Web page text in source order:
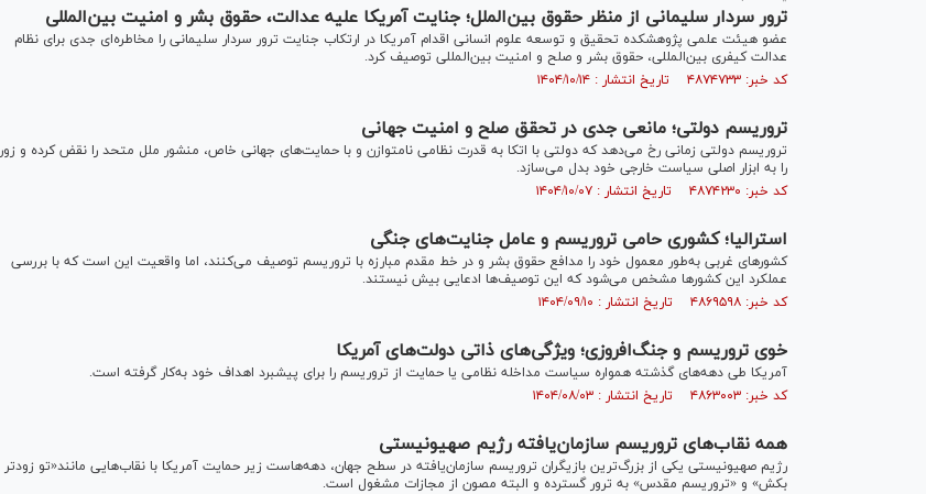
ترور سردار سلیمانی از منظر حقوق بین‌الملل؛ جنایت آمریکا ‌‌علیه عدالت، حقوق بشر و امنیت بین‌المللی
عضو هیئت علمی پژوهشکده تحقیق و توسعه علوم انسانی اقدام آمریکا در ارتکاب جنایت ترور سردار سلیمانی را مخاطره‌ای جدی برای نظام
عدالت کیفری بین‌المللی، حقوق بشر و صلح و امنیت بین‌المللی توصیف کرد.
کد خبر: ۴۸۷۴۷۳۳ تاریخ انتشار : ۱۴۰۴/۱۰/۱۴
تروریسم دولتی؛ مانعی جدی در تحقق صلح و امنیت جهانی
تروریسم دولتی زمانی رخ می‌دهد که دولتی با اتکا به قدرت نظامی نامتوازن و با حمایت‌های جهانی خاص، منشور ملل متحد را نقض کرده و زور
را به ابزار اصلی سیاست خارجی خود بدل می‌سازد.
کد خبر: ۴۸۷۴۲۳۰ تاریخ انتشار : ۱۴۰۴/۱۰/۰۷
استرالیا؛ کشوری حامی تروریسم و عامل جنایت‌های جنگی
کشور‌های غربی به‌طور معمول خود را مدافع حقوق بشر و در خط مقدم مبارزه با تروریسم توصیف می‌کنند، اما واقعیت این است که با بررسی
عملکرد این کشور‌ها مشخص می‌شود که این توصیف‌ها ادعایی بیش نیستند.
کد خبر: ۴۸۶۹۵۹۸ تاریخ انتشار : ۱۴۰۴/۰۹/۱۰
خوی تروریسم و جنگ‌افروزی؛ ویژگی‌های ذاتی دولت‌های آمریکا
آمریکا طی دهه‌های گذشته همواره سیاست مداخله نظامی یا حمایت از تروریسم را برای پیشبرد اهداف خود به‌کار گرفته است.
کد خبر: ۴۸۶۳۰۰۳ تاریخ انتشار : ۱۴۰۴/۰۸/۰۳
همه نقاب‌های تروریسم سازمان‌یافته رژیم صهیونیستی
رژیم صهیونیستی یکی از بزرگ‌ترین بازیگران تروریسم سازمان‌یافته در سطح جهان، دهه‌هاست زیر حمایت آمریکا با نقاب‌هایی مانند«تو زودتر
بکش» و «تروریسم مقدس» به ترور گسترده و البته مصون از مجازات مشغول است.